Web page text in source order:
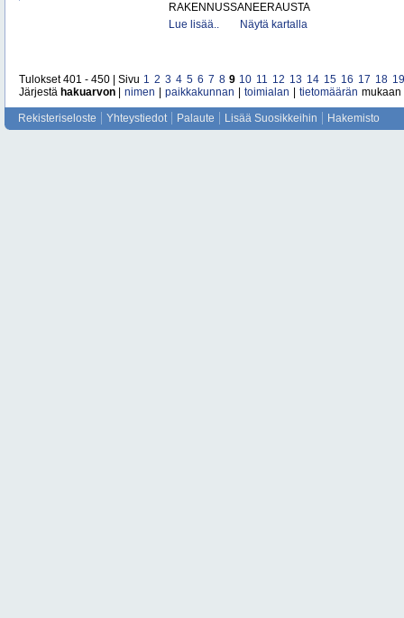
RAKENNUSSANEERAUSTA
Lue lisää..
Näytä kartalla
Tulokset 401 - 450 | Sivu 1 2 3 4 5 6 7 8 9 10 11 12 13 14 15 16 17 18 19
Järjestä hakuarvon nimen paikkakunnan toimialan tietomäärän mukaan
Rekisteriseloste Yhteystiedot Palaute Lisää Suosikkeihin Hakemisto